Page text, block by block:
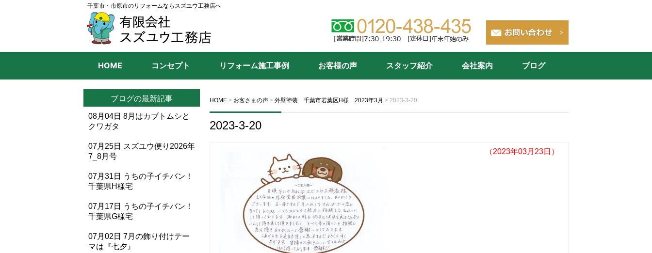
千葉市・市原市のリフォームならスズユウ工務店へ
HOME コンセプト リフォーム施工事例 お客様の声 スタッフ紹介 会社案内 ブログ
HOME > お客さまの声 > 外壁塗装 千葉市若葉区H様 2023年3月 > 2023-3-20
2023-3-20
（2023年03月23日）
ブログの最新記事
08月04日 8月はカブトムシと
クワガタ
07月25日 スズユウ便り2026年
7_8月号
07月31日
うちの子イチバン！
千葉県H様宅
07月17日
うちの子イチバン！
千葉県G様宅
07月02日 7月の飾り付けテー
マは『七夕』